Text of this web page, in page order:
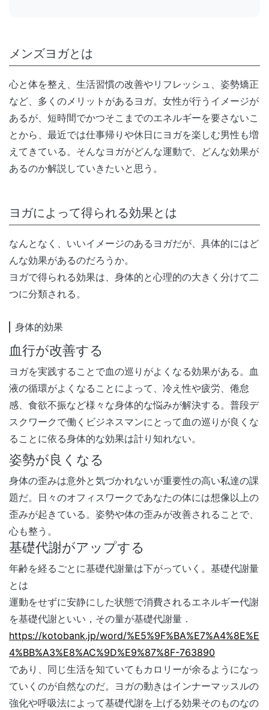
メンズヨガとは
心と体を整え、生活習慣の改善やリフレッシュ、姿勢矯正
など、多くのメリットがあるヨガ。女性が行うイメージが
あるが、短時間でかつそこまでのエネルギーを要さないこ
とから、最近では仕事帰りや休日にヨガを楽しむ男性も増
えてきている。そんなヨガがどんな運動で、どんな効果が
あるのか解説していきたいと思う。
ヨガによって得られる効果とは
なんとなく、いいイメージのあるヨガだが、具体的にはど
んな効果があるのだろうか。
ヨガで得られる効果は、身体的と心理的の大きく分けて二
つに分類される。
身体的効果
血行が改善する
ヨガを実践することで血の巡りがよくなる効果がある。血
液の循環がよくなることによって、冷え性や疲労、倦怠
感、食欲不振など様々な身体的な悩みが解決する。普段デ
スクワークで働くビジネスマンにとって血の巡りが良くな
ることに依る身体的な効果は計り知れない。
姿勢が良くなる
身体の歪みは意外と気づかれないが重要性の高い私達の課
題だ。日々のオフィスワークであなたの体には想像以上の
歪みが起きている。姿勢や体の歪みが改善されることで、
心も整う。
基礎代謝がアップする
年齢を経るごとに基礎代謝量は下がっていく。基礎代謝量
とは
運動をせずに安静にした状態で消費されるエネルギー代謝
を基礎代謝といい，その量が基礎代謝量．
https://kotobank.jp/word/%E5%9F%BA%E7%A4%8E%E
4%BB%A3%E8%AC%9D%E9%87%8F-763890
であり、同じ生活を知ていてもカロリーが余るようになっ
ていくのが自然なのだ。ヨガの動きはインナーマッスルの
強化や呼吸法によって基礎代謝を上げる効果そのものなの